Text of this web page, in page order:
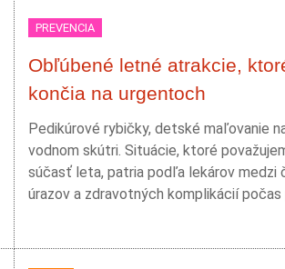
PREVENCIA
Obľúbené letné atrakcie,
končia na urgentoch
Pedikúrové rybičky, detské maľovanie
vodnom skútri. Situácie, ktoré
súčasť leta, patria podľa lekárov medzi
úrazov a zdravotných komplikácií počas